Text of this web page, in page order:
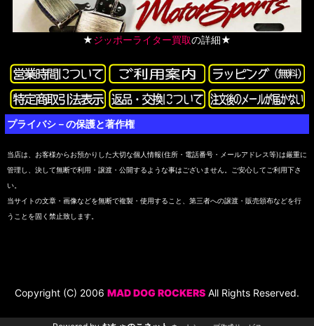
★ジッポーライター買取の詳細★
プライバシ－の保護と著作権
当店は、お客様からお預かりした大切な個人情報(住所・電話番号・メールアドレス等)は厳重に
管理し、決して無断で利用・譲渡・公開するような事はございません。ご安心してご利用下さ
い。
当サイトの文章・画像などを無断で複製・使用すること、第三者への譲渡・販売頒布などを行
うことを固く禁止致します。
Copyright (C) 2006 MAD DOG ROCKERS All Rights Reserved.